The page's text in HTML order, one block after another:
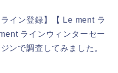
イン登録】【 Le ment ラ
ラインウィンターセー
ンで調査してみました。